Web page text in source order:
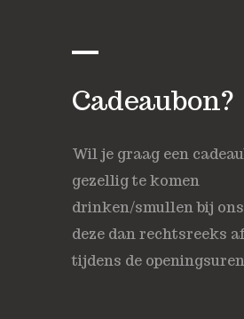
Cadeaubon?
Wil je graag een
gezellig te komen
drinken/smullen bij
deze dan rechtsreeks
tijdens de